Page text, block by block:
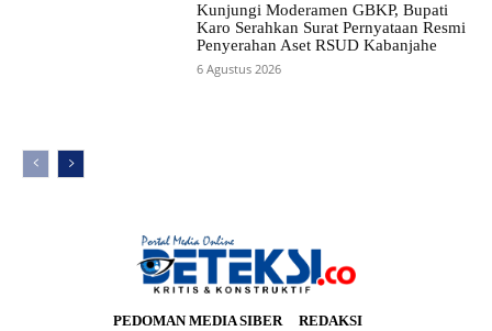
Kunjungi Moderamen GBKP, Bupati
Karo Serahkan Surat Pernyataan Resmi
Penyerahan Aset RSUD Kabanjahe
6 Agustus 2026
PEDOMAN MEDIA SIBER
REDAKSI